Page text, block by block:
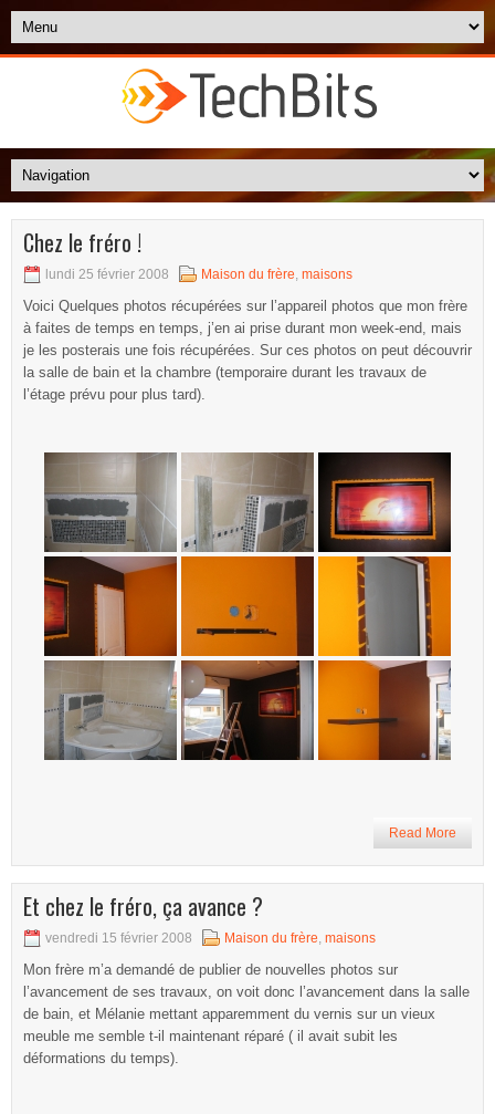
Chez le fréro !
lundi 25 février 2008 Maison du frère, maisons
Voici Quelques photos récupérées sur l’appareil photos que mon frère
à faites de temps en temps, j’en ai prise durant mon week-end, mais
je les posterais une fois récupérées. Sur ces photos on peut découvrir
la salle de bain et la chambre (temporaire durant les travaux de
l’étage prévu pour plus tard).
Read More
Et chez le fréro, ça avance ?
vendredi 15 février 2008 Maison du frère, maisons
Mon frère m’a demandé de publier de nouvelles photos sur
l’avancement de ses travaux, on voit donc l’avancement dans la salle
de bain, et Mélanie mettant apparemment du vernis sur un vieux
meuble me semble t-il maintenant réparé ( il avait subit les
déformations du temps).